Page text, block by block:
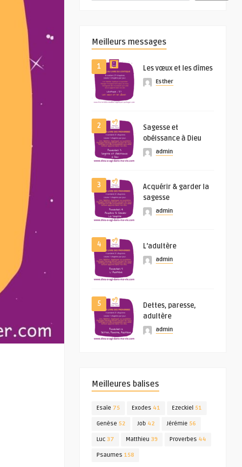
Meilleurs messages
1 Les vœux et les dîmes
Esther
2
Sagesse et
obéissance à Dieu
admin
3
Acquérir & garder la
sagesse
admin
4 L’adultère
admin
5
Dettes, paresse,
adultère
admin
Meilleures balises
Esaïe 75 Exodes 41 Ezeckiel 51
Genèse 52 Job 42 Jérémie 56
Luc 37 Matthieu 39 Proverbes 44
Psaumes 158